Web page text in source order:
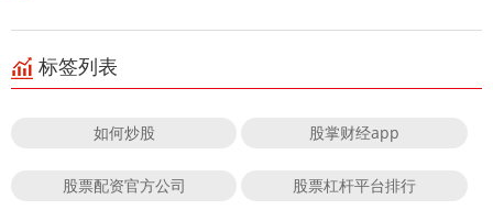
标签列表
如何炒股 股掌财经app
股票配资官方公司 股票杠杆平台排行